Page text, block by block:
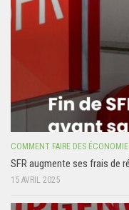
COMMENT FAIRE DES
SFR augmente ses frais de
15 AVRIL 2025